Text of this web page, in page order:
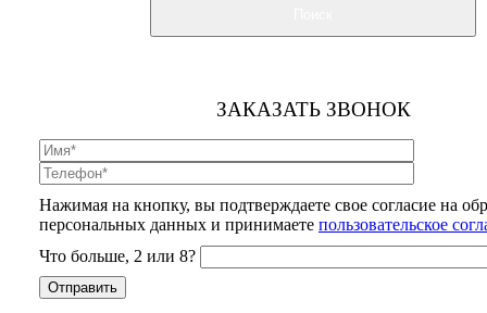
ЗАКАЗАТЬ ЗВОНОК
Нажимая на кнопку, вы подтверждаете свое согласие на
персональных данных и принимаете пользовательское
Что больше, 2 или 8?